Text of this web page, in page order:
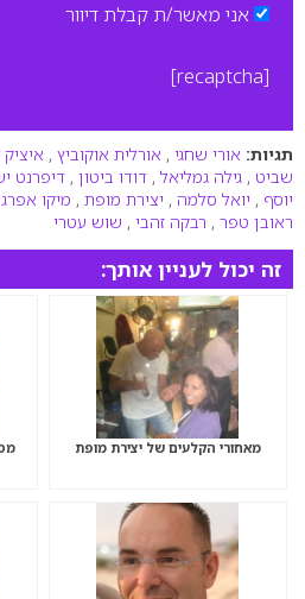
אני מאשר/ת קבלת דיוור
[recaptcha]
תגיות: אורי שחגי , אורלית אוקוביץ ,
שביט , גילה גמליאל , דודו ביטון , דיפרנט
יוסף , יואל סלמה , יצירת מופת , מיקו
ראובן טפר , רבקה זהבי , שוש עטרי
זה יכול לעניין אותך:
מאחורי הקלעים של יצירת מופת